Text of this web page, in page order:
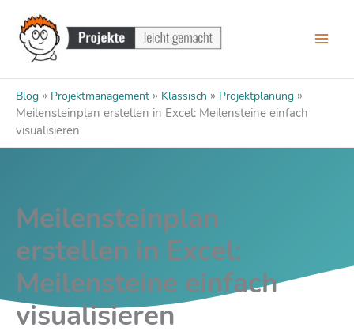
Inhalt
springen
Blog » Projektmanagement » Klassisch » Projektplanung »
Meilensteinplan erstellen in Excel: Meilensteine einfach
visualisieren
Meilensteinplan
erstellen in Excel:
Meilensteine einfach
visualisieren